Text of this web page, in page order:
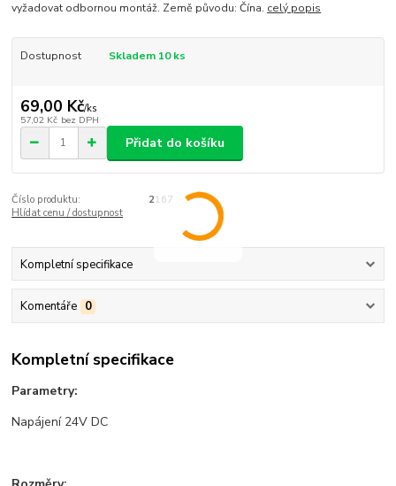
vyžadovat odbornou montáž. Země původu: Čína. celý popis
Dostupnost Skladem 10 ks
69,00 Kč/ks
57,02 Kč bez DPH
Přidat do košíku
Číslo produktu:
2167
Hlídat cenu / dostupnost
Kompletní specifikace
Komentáře 0
Kompletní specifikace
Parametry:
Napájení 24V DC